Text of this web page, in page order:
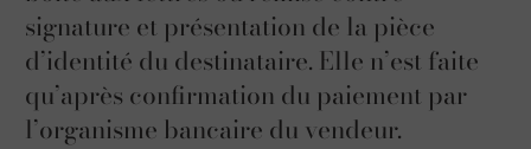
signature et présentation de la pièce
d’identité du destinataire. Elle n’est faite
qu’après confirmation du paiement par
l’organisme bancaire du vendeur.